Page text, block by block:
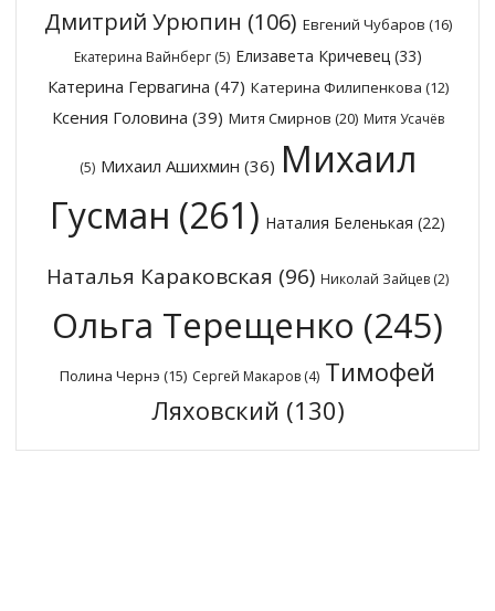
Дмитрий Урюпин (106) Евгений Чубаров (16)
Екатерина Вайнберг(5) Елизавета Кричевец (33)
Катерина Гервагина (47) Катерина Филипенкова (12)
Ксения Головина (39) Митя Смирнов (20) Митя Усачёв
(5) Михаил Ашихмин (36) Михаил
Гусман (261) Наталия Беленькая (22)
Наталья Караковская (96) Николай Зайцев (2)
Ольга Терещенко (245)
Полина Чернэ (15) Сергей Макаров (4) Тимофей
Ляховский (130)